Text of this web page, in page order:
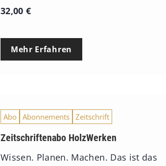
32,00 €
Mehr Erfahren
Abo Abonnements Zeitschrift
Zeitschriftenabo HolzWerken
Wissen. Planen. Machen. Das ist das